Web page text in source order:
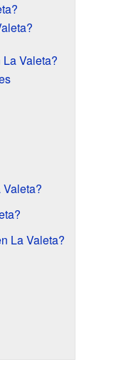
Valeta?
La Valeta?